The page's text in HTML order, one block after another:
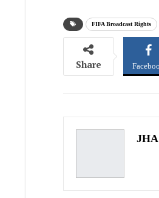
FIFA Broadcast Rights
Share
JHA